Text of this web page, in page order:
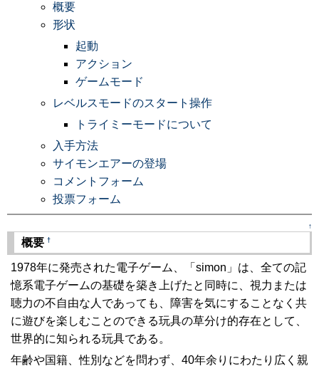
概要
形状
起動
アクション
ゲームモード
レベルスモードのスタート操作
トライミーモードについて
入手方法
サイモンエアーの登場
コメントフォーム
投票フォーム
↑
概要 †
1978年に発売された電子ゲーム、「simon」は、全ての記
憶系電子ゲームの基礎を築き上げたと同時に、視力または
聴力の不自由な人であっても、障害を気にすることなく共
に遊びを楽しむことのできる玩具の草分け的存在として、
世界的に知られる玩具である。
年齢や国籍、性別などを問わず、40年余りにわたり広く親